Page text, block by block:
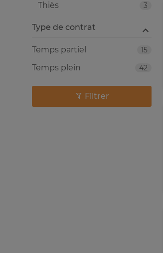
3
Thiès
Type de contrat
15
Temps partiel
42
Temps plein
Filtrer